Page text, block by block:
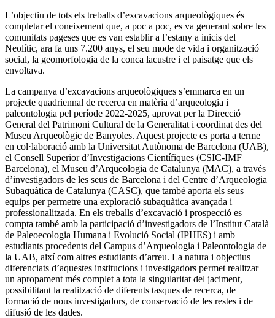
L’objectiu de tots els treballs d’excavacions arqueològiques és
completar el coneixement que, a poc a poc, es va generant sobre les
comunitats pageses que es van establir a l’estany a inicis del
Neolític, ara fa uns 7.200 anys, el seu mode de vida i organització
social, la geomorfologia de la conca lacustre i el paisatge que els
envoltava.
La campanya d’excavacions arqueològiques s’emmarca en un
projecte quadriennal de recerca en matèria d’arqueologia i
paleontologia pel període 2022-2025, aprovat per la Direcció
General del Patrimoni Cultural de la Generalitat i coordinat des del
Museu Arqueològic de Banyoles. Aquest projecte es porta a terme
en col·laboració amb la Universitat Autònoma de Barcelona (UAB),
el Consell Superior d’Investigacions Científiques (CSIC-IMF
Barcelona), el Museu d’Arqueologia de Catalunya (MAC), a través
d’investigadors de les seus de Barcelona i del Centre d’Arqueologia
Subaquàtica de Catalunya (CASC), que també aporta els seus
equips per permetre una exploració subaquàtica avançada i
professionalitzada. En els treballs d’excavació i prospecció es
compta també amb la participació d’investigadors de l’Institut Català
de Paleoecologia Humana i Evolució Social (IPHES) i amb
estudiants procedents del Campus d’Arqueologia i Paleontologia de
la UAB, així com altres estudiants d’arreu. La natura i objectius
diferenciats d’aquestes institucions i investigadors permet realitzar
un apropament més complet a tota la singularitat del jaciment,
possibilitant la realització de diferents tasques de recerca, de
formació de nous investigadors, de conservació de les restes i de
difusió de les dades.